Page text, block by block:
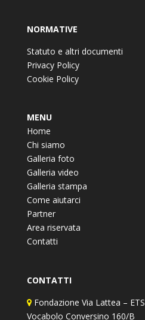
NORMATIVE
Statuto e altri documenti
Privacy Policy
Cookie Policy
MENU
Home
Chi siamo
Galleria foto
Galleria video
Galleria stampa
Come aiutarci
Partner
Area riservata
Contatti
CONTATTI
Fondazione Via Lattea – ETS
Vocabolo Conversino 160/B